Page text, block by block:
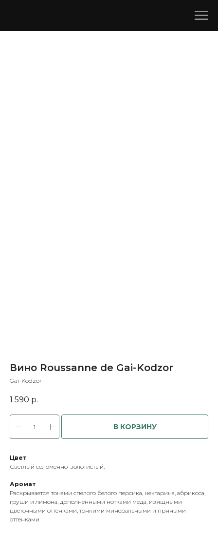
Вино Roussanne de Gai-Kodzor
Gai-Kodzor
1 590 р.
В КОРЗИНУ
Цвет
Светлый соломенно-золотистый.
Аромат
Раскрывается тонами спелого белого персика, нектарина, абрикоса,
груши и лимона, дополненными нотками меда, изящными
цветочными оттенками, тонкими минеральными и пряными
оттенками.